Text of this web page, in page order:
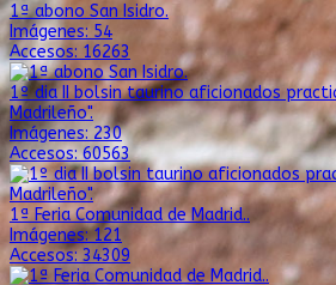
1ª abono San Isidro.
Imágenes: 54
Accesos: 16263
1º dia II bolsin taurino aficionados
Madrileño".
Imágenes: 230
Accesos: 60563
1ª Feria Comunidad de Madrid..
Imágenes: 121
Accesos: 34309